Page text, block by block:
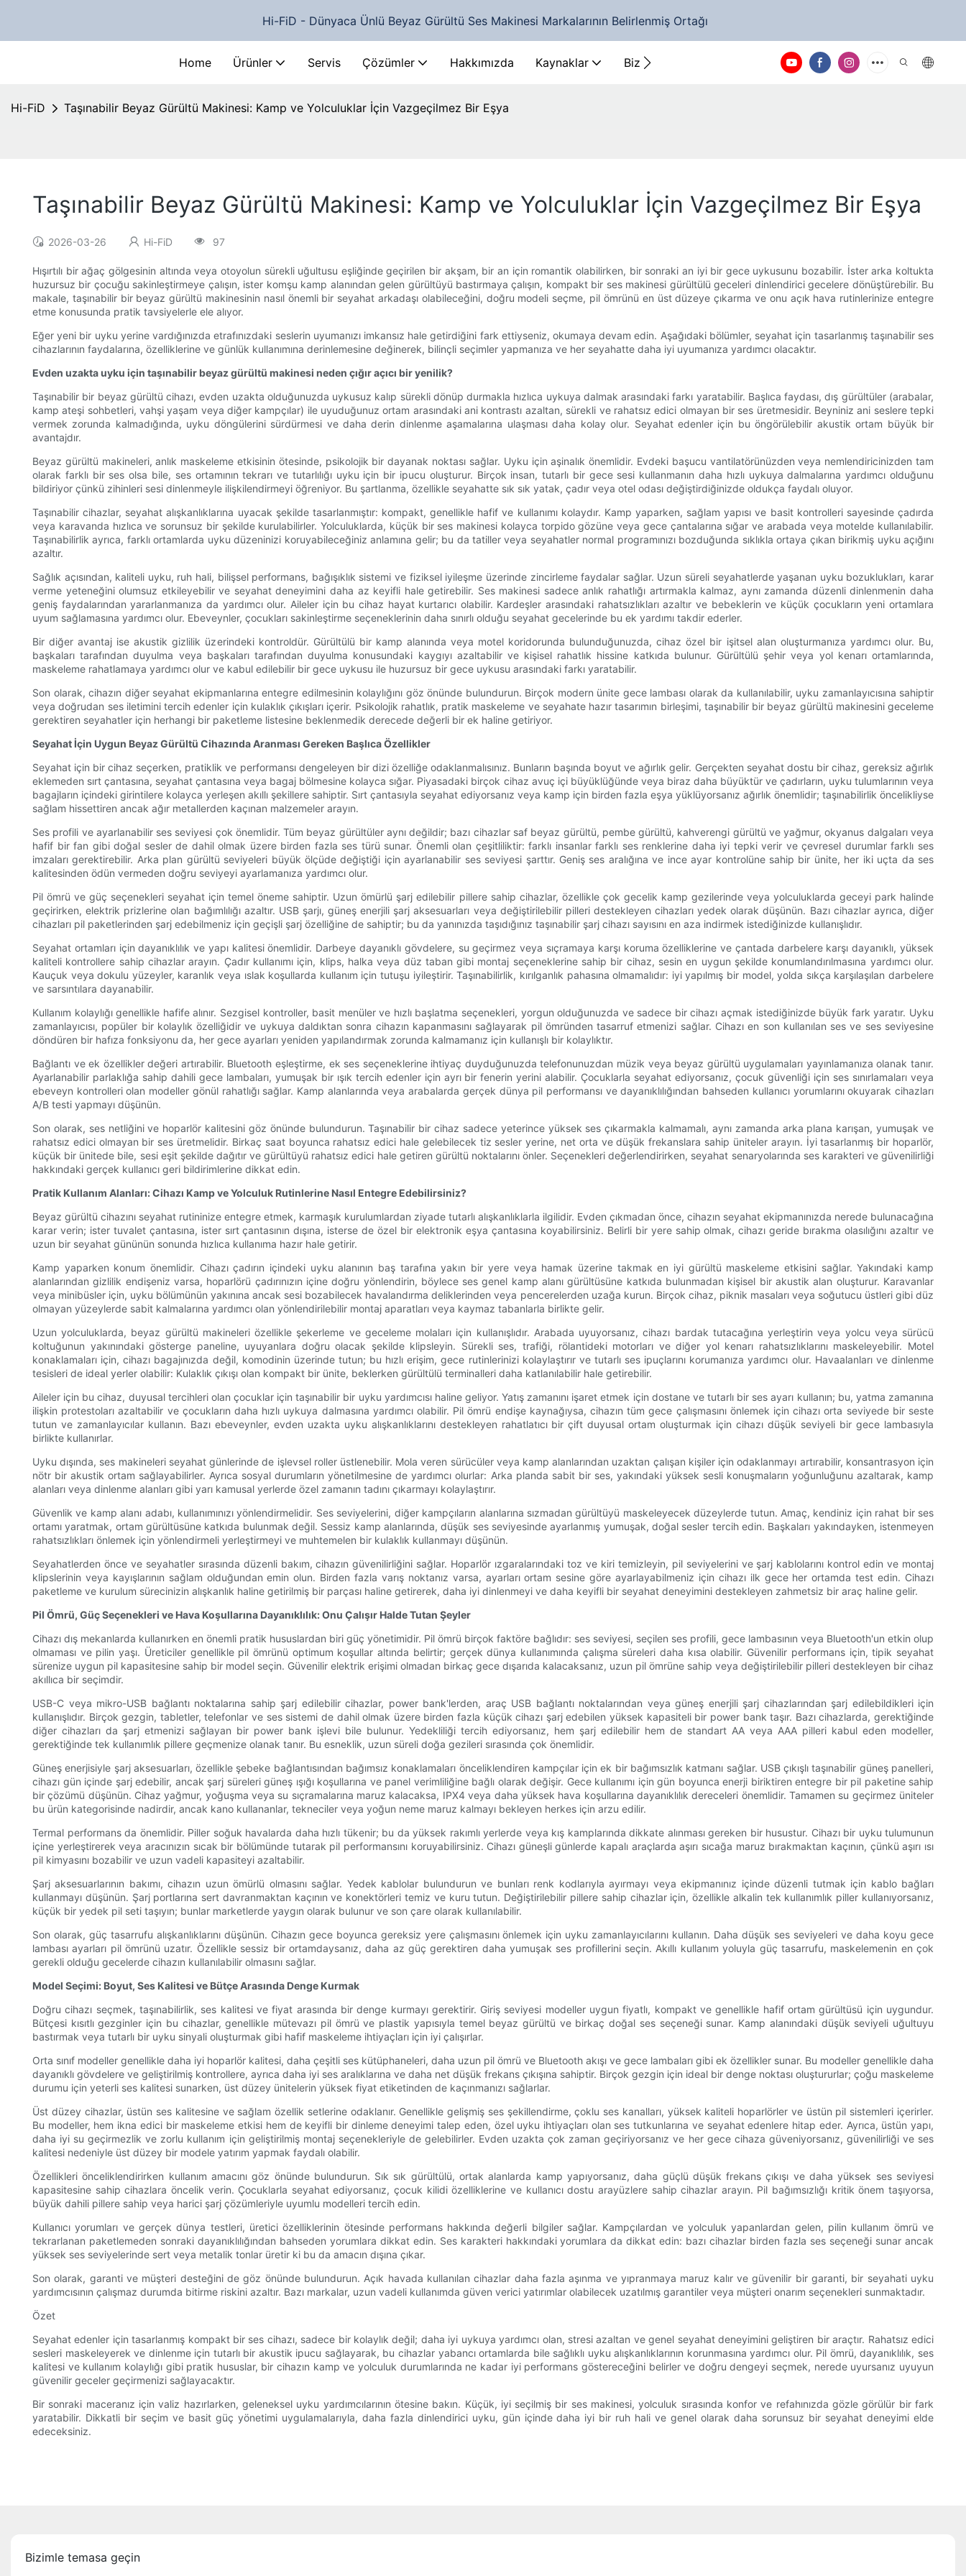
Hi-FiD - Dünyaca Ünlü Beyaz Gürültü Ses Makinesi Markalarının Belirlenmiş Ortağı
Home Ürünler Servis Çözümler Hakkımızda Kaynaklar Bize ulaşın
Hi-FiD Taşınabilir Beyaz Gürültü Makinesi: Kamp ve Yolculuklar İçin Vazgeçilmez Bir Eşya
Taşınabilir Beyaz Gürültü Makinesi: Kamp ve Yolculuklar İçin Vazgeçilmez Bir Eşya
2026-03-26 Hi-FiD 97
Hışırtılı bir ağaç gölgesinin altında veya otoyolun sürekli uğultusu eşliğinde geçirilen bir akşam, bir an için romantik olabilirken, bir sonraki an iyi bir gece uykusunu bozabilir. İster arka koltukta
huzursuz bir çocuğu sakinleştirmeye çalışın, ister komşu kamp alanından gelen gürültüyü bastırmaya çalışın, kompakt bir ses makinesi gürültülü geceleri dinlendirici gecelere dönüştürebilir. Bu
makale, taşınabilir bir beyaz gürültü makinesinin nasıl önemli bir seyahat arkadaşı olabileceğini, doğru modeli seçme, pil ömrünü en üst düzeye çıkarma ve onu açık hava rutinlerinize entegre
etme konusunda pratik tavsiyelerle ele alıyor.
Eğer yeni bir uyku yerine vardığınızda etrafınızdaki seslerin uyumanızı imkansız hale getirdiğini fark ettiyseniz, okumaya devam edin. Aşağıdaki bölümler, seyahat için tasarlanmış taşınabilir ses
cihazlarının faydalarına, özelliklerine ve günlük kullanımına derinlemesine değinerek, bilinçli seçimler yapmanıza ve her seyahatte daha iyi uyumanıza yardımcı olacaktır.
Evden uzakta uyku için taşınabilir beyaz gürültü makinesi neden çığır açıcı bir yenilik?
Taşınabilir bir beyaz gürültü cihazı, evden uzakta olduğunuzda uykusuz kalıp sürekli dönüp durmakla hızlıca uykuya dalmak arasındaki farkı yaratabilir. Başlıca faydası, dış gürültüler (arabalar,
kamp ateşi sohbetleri, vahşi yaşam veya diğer kampçılar) ile uyuduğunuz ortam arasındaki ani kontrastı azaltan, sürekli ve rahatsız edici olmayan bir ses üretmesidir. Beyniniz ani seslere tepki
vermek zorunda kalmadığında, uyku döngülerini sürdürmesi ve daha derin dinlenme aşamalarına ulaşması daha kolay olur. Seyahat edenler için bu öngörülebilir akustik ortam büyük bir
avantajdır.
Beyaz gürültü makineleri, anlık maskeleme etkisinin ötesinde, psikolojik bir dayanak noktası sağlar. Uyku için aşinalık önemlidir. Evdeki başucu vantilatörünüzden veya nemlendiricinizden tam
olarak farklı bir ses olsa bile, ses ortamının tekrarı ve tutarlılığı uyku için bir ipucu oluşturur. Birçok insan, tutarlı bir gece sesi kullanmanın daha hızlı uykuya dalmalarına yardımcı olduğunu
bildiriyor çünkü zihinleri sesi dinlenmeyle ilişkilendirmeyi öğreniyor. Bu şartlanma, özellikle seyahatte sık sık yatak, çadır veya otel odası değiştirdiğinizde oldukça faydalı oluyor.
Taşınabilir cihazlar, seyahat alışkanlıklarına uyacak şekilde tasarlanmıştır: kompakt, genellikle hafif ve kullanımı kolaydır. Kamp yaparken, sağlam yapısı ve basit kontrolleri sayesinde çadırda
veya karavanda hızlıca ve sorunsuz bir şekilde kurulabilirler. Yolculuklarda, küçük bir ses makinesi kolayca torpido gözüne veya gece çantalarına sığar ve arabada veya motelde kullanılabilir.
Taşınabilirlik ayrıca, farklı ortamlarda uyku düzeninizi koruyabileceğiniz anlamına gelir; bu da tatiller veya seyahatler normal programınızı bozduğunda sıklıkla ortaya çıkan birikmiş uyku açığını
azaltır.
Sağlık açısından, kaliteli uyku, ruh hali, bilişsel performans, bağışıklık sistemi ve fiziksel iyileşme üzerinde zincirleme faydalar sağlar. Uzun süreli seyahatlerde yaşanan uyku bozuklukları, karar
verme yeteneğini olumsuz etkileyebilir ve seyahat deneyimini daha az keyifli hale getirebilir. Ses makinesi sadece anlık rahatlığı artırmakla kalmaz, aynı zamanda düzenli dinlenmenin daha
geniş faydalarından yararlanmanıza da yardımcı olur. Aileler için bu cihaz hayat kurtarıcı olabilir. Kardeşler arasındaki rahatsızlıkları azaltır ve bebeklerin ve küçük çocukların yeni ortamlara
uyum sağlamasına yardımcı olur. Ebeveynler, çocukları sakinleştirme seçeneklerinin daha sınırlı olduğu seyahat gecelerinde bu ek yardımı takdir ederler.
Bir diğer avantaj ise akustik gizlilik üzerindeki kontroldür. Gürültülü bir kamp alanında veya motel koridorunda bulunduğunuzda, cihaz özel bir işitsel alan oluşturmanıza yardımcı olur. Bu,
başkaları tarafından duyulma veya başkaları tarafından duyulma konusundaki kaygıyı azaltabilir ve kişisel rahatlık hissine katkıda bulunur. Gürültülü şehir veya yol kenarı ortamlarında,
maskeleme rahatlamaya yardımcı olur ve kabul edilebilir bir gece uykusu ile huzursuz bir gece uykusu arasındaki farkı yaratabilir.
Son olarak, cihazın diğer seyahat ekipmanlarına entegre edilmesinin kolaylığını göz önünde bulundurun. Birçok modern ünite gece lambası olarak da kullanılabilir, uyku zamanlayıcısına sahiptir
veya doğrudan ses iletimini tercih edenler için kulaklık çıkışları içerir. Psikolojik rahatlık, pratik maskeleme ve seyahate hazır tasarımın birleşimi, taşınabilir bir beyaz gürültü makinesini geceleme
gerektiren seyahatler için herhangi bir paketleme listesine beklenmedik derecede değerli bir ek haline getiriyor.
Seyahat İçin Uygun Beyaz Gürültü Cihazında Aranması Gereken Başlıca Özellikler
Seyahat için bir cihaz seçerken, pratiklik ve performansı dengeleyen bir dizi özelliğe odaklanmalısınız. Bunların başında boyut ve ağırlık gelir. Gerçekten seyahat dostu bir cihaz, gereksiz ağırlık
eklemeden sırt çantasına, seyahat çantasına veya bagaj bölmesine kolayca sığar. Piyasadaki birçok cihaz avuç içi büyüklüğünde veya biraz daha büyüktür ve çadırların, uyku tulumlarının veya
bagajların içindeki girintilere kolayca yerleşen akıllı şekillere sahiptir. Sırt çantasıyla seyahat ediyorsanız veya kamp için birden fazla eşya yüklüyorsanız ağırlık önemlidir; taşınabilirlik öncelikliyse
sağlam hissettiren ancak ağır metallerden kaçınan malzemeler arayın.
Ses profili ve ayarlanabilir ses seviyesi çok önemlidir. Tüm beyaz gürültüler aynı değildir; bazı cihazlar saf beyaz gürültü, pembe gürültü, kahverengi gürültü ve yağmur, okyanus dalgaları veya
hafif bir fan gibi doğal sesler de dahil olmak üzere birden fazla ses türü sunar. Önemli olan çeşitliliktir: farklı insanlar farklı ses renklerine daha iyi tepki verir ve çevresel durumlar farklı ses
imzaları gerektirebilir. Arka plan gürültü seviyeleri büyük ölçüde değiştiği için ayarlanabilir ses seviyesi şarttır. Geniş ses aralığına ve ince ayar kontrolüne sahip bir ünite, her iki uçta da ses
kalitesinden ödün vermeden doğru seviyeyi ayarlamanıza yardımcı olur.
Pil ömrü ve güç seçenekleri seyahat için temel öneme sahiptir. Uzun ömürlü şarj edilebilir pillere sahip cihazlar, özellikle çok gecelik kamp gezilerinde veya yolculuklarda geceyi park halinde
geçirirken, elektrik prizlerine olan bağımlılığı azaltır. USB şarjı, güneş enerjili şarj aksesuarları veya değiştirilebilir pilleri destekleyen cihazları yedek olarak düşünün. Bazı cihazlar ayrıca, diğer
cihazları pil paketlerinden şarj edebilmeniz için geçişli şarj özelliğine de sahiptir; bu da yanınızda taşıdığınız taşınabilir şarj cihazı sayısını en aza indirmek istediğinizde kullanışlıdır.
Seyahat ortamları için dayanıklılık ve yapı kalitesi önemlidir. Darbeye dayanıklı gövdelere, su geçirmez veya sıçramaya karşı koruma özelliklerine ve çantada darbelere karşı dayanıklı, yüksek
kaliteli kontrollere sahip cihazlar arayın. Çadır kullanımı için, klips, halka veya düz taban gibi montaj seçeneklerine sahip bir cihaz, sesin en uygun şekilde konumlandırılmasına yardımcı olur.
Kauçuk veya dokulu yüzeyler, karanlık veya ıslak koşullarda kullanım için tutuşu iyileştirir. Taşınabilirlik, kırılganlık pahasına olmamalıdır: iyi yapılmış bir model, yolda sıkça karşılaşılan darbelere
ve sarsıntılara dayanabilir.
Kullanım kolaylığı genellikle hafife alınır. Sezgisel kontroller, basit menüler ve hızlı başlatma seçenekleri, yorgun olduğunuzda ve sadece bir cihazı açmak istediğinizde büyük fark yaratır. Uyku
zamanlayıcısı, popüler bir kolaylık özelliğidir ve uykuya daldıktan sonra cihazın kapanmasını sağlayarak pil ömründen tasarruf etmenizi sağlar. Cihazı en son kullanılan ses ve ses seviyesine
döndüren bir hafıza fonksiyonu da, her gece ayarları yeniden yapılandırmak zorunda kalmamanız için kullanışlı bir kolaylıktır.
Bağlantı ve ek özellikler değeri artırabilir. Bluetooth eşleştirme, ek ses seçeneklerine ihtiyaç duyduğunuzda telefonunuzdan müzik veya beyaz gürültü uygulamaları yayınlamanıza olanak tanır.
Ayarlanabilir parlaklığa sahip dahili gece lambaları, yumuşak bir ışık tercih edenler için ayrı bir fenerin yerini alabilir. Çocuklarla seyahat ediyorsanız, çocuk güvenliği için ses sınırlamaları veya
ebeveyn kontrolleri olan modeller gönül rahatlığı sağlar. Kamp alanlarında veya arabalarda gerçek dünya pil performansı ve dayanıklılığından bahseden kullanıcı yorumlarını okuyarak cihazları
A/B testi yapmayı düşünün.
Son olarak, ses netliğini ve hoparlör kalitesini göz önünde bulundurun. Taşınabilir bir cihaz sadece yeterince yüksek ses çıkarmakla kalmamalı, aynı zamanda arka plana karışan, yumuşak ve
rahatsız edici olmayan bir ses üretmelidir. Birkaç saat boyunca rahatsız edici hale gelebilecek tiz sesler yerine, net orta ve düşük frekanslara sahip üniteler arayın. İyi tasarlanmış bir hoparlör,
küçük bir ünitede bile, sesi eşit şekilde dağıtır ve gürültüyü rahatsız edici hale getiren gürültü noktalarını önler. Seçenekleri değerlendirirken, seyahat senaryolarında ses karakteri ve güvenilirliği
hakkındaki gerçek kullanıcı geri bildirimlerine dikkat edin.
Pratik Kullanım Alanları: Cihazı Kamp ve Yolculuk Rutinlerine Nasıl Entegre Edebilirsiniz?
Beyaz gürültü cihazını seyahat rutininize entegre etmek, karmaşık kurulumlardan ziyade tutarlı alışkanlıklarla ilgilidir. Evden çıkmadan önce, cihazın seyahat ekipmanınızda nerede bulunacağına
karar verin; ister tuvalet çantasına, ister sırt çantasının dışına, isterse de özel bir elektronik eşya çantasına koyabilirsiniz. Belirli bir yere sahip olmak, cihazı geride bırakma olasılığını azaltır ve
uzun bir seyahat gününün sonunda hızlıca kullanıma hazır hale getirir.
Kamp yaparken konum önemlidir. Cihazı çadırın içindeki uyku alanının baş tarafına yakın bir yere veya hamak üzerine takmak en iyi gürültü maskeleme etkisini sağlar. Yakındaki kamp
alanlarından gizlilik endişeniz varsa, hoparlörü çadırınızın içine doğru yönlendirin, böylece ses genel kamp alanı gürültüsüne katkıda bulunmadan kişisel bir akustik alan oluşturur. Karavanlar
veya minibüsler için, uyku bölümünün yakınına ancak sesi bozabilecek havalandırma deliklerinden veya pencerelerden uzağa kurun. Birçok cihaz, piknik masaları veya soğutucu üstleri gibi düz
olmayan yüzeylerde sabit kalmalarına yardımcı olan yönlendirilebilir montaj aparatları veya kaymaz tabanlarla birlikte gelir.
Uzun yolculuklarda, beyaz gürültü makineleri özellikle şekerleme ve geceleme molaları için kullanışlıdır. Arabada uyuyorsanız, cihazı bardak tutacağına yerleştirin veya yolcu veya sürücü
koltuğunun yakınındaki gösterge paneline, uyuyanlara doğru olacak şekilde klipsleyin. Sürekli ses, trafiği, rölantideki motorları ve diğer yol kenarı rahatsızlıklarını maskeleyebilir. Motel
konaklamaları için, cihazı bagajınızda değil, komodinin üzerinde tutun; bu hızlı erişim, gece rutinlerinizi kolaylaştırır ve tutarlı ses ipuçlarını korumanıza yardımcı olur. Havaalanları ve dinlenme
tesisleri de ideal yerler olabilir: Kulaklık çıkışı olan kompakt bir ünite, beklerken gürültülü terminalleri daha katlanılabilir hale getirebilir.
Aileler için bu cihaz, duyusal tercihleri ​​olan çocuklar için taşınabilir bir uyku yardımcısı haline geliyor. Yatış zamanını işaret etmek için dostane ve tutarlı bir ses ayarı kullanın; bu, yatma zamanına
ilişkin protestoları azaltabilir ve çocukların daha hızlı uykuya dalmasına yardımcı olabilir. Pil ömrü endişe kaynağıysa, cihazın tüm gece çalışmasını önlemek için cihazı orta seviyede bir seste
tutun ve zamanlayıcılar kullanın. Bazı ebeveynler, evden uzakta uyku alışkanlıklarını destekleyen rahatlatıcı bir çift duyusal ortam oluşturmak için cihazı düşük seviyeli bir gece lambasıyla
birlikte kullanırlar.
Uyku dışında, ses makineleri seyahat günlerinde de işlevsel roller üstlenebilir. Mola veren sürücüler veya kamp alanlarından uzaktan çalışan kişiler için odaklanmayı artırabilir, konsantrasyon için
nötr bir akustik ortam sağlayabilirler. Ayrıca sosyal durumların yönetilmesine de yardımcı olurlar: Arka planda sabit bir ses, yakındaki yüksek sesli konuşmaların yoğunluğunu azaltarak, kamp
alanları veya dinlenme alanları gibi yarı kamusal yerlerde özel zamanın tadını çıkarmayı kolaylaştırır.
Güvenlik ve kamp alanı adabı, kullanımınızı yönlendirmelidir. Ses seviyelerini, diğer kampçıların alanlarına sızmadan gürültüyü maskeleyecek düzeylerde tutun. Amaç, kendiniz için rahat bir ses
ortamı yaratmak, ortam gürültüsüne katkıda bulunmak değil. Sessiz kamp alanlarında, düşük ses seviyesinde ayarlanmış yumuşak, doğal sesler tercih edin. Başkaları yakındayken, istenmeyen
rahatsızlıkları önlemek için yönlendirmeli yerleştirmeyi ve muhtemelen bir kulaklık kullanmayı düşünün.
Seyahatlerden önce ve seyahatler sırasında düzenli bakım, cihazın güvenilirliğini sağlar. Hoparlör ızgaralarındaki toz ve kiri temizleyin, pil seviyelerini ve şarj kablolarını kontrol edin ve montaj
klipslerinin veya kayışlarının sağlam olduğundan emin olun. Birden fazla varış noktanız varsa, ayarları ortam sesine göre ayarlayabilmeniz için cihazı ilk gece her ortamda test edin. Cihazı
paketleme ve kurulum sürecinizin alışkanlık haline getirilmiş bir parçası haline getirerek, daha iyi dinlenmeyi ve daha keyifli bir seyahat deneyimini destekleyen zahmetsiz bir araç haline gelir.
Pil Ömrü, Güç Seçenekleri ve Hava Koşullarına Dayanıklılık: Onu Çalışır Halde Tutan Şeyler
Cihazı dış mekanlarda kullanırken en önemli pratik hususlardan biri güç yönetimidir. Pil ömrü birçok faktöre bağlıdır: ses seviyesi, seçilen ses profili, gece lambasının veya Bluetooth'un etkin olup
olmaması ve pilin yaşı. Üreticiler genellikle pil ömrünü optimum koşullar altında belirtir; gerçek dünya kullanımında çalışma süreleri daha kısa olabilir. Güvenilir performans için, tipik seyahat
sürenize uygun pil kapasitesine sahip bir model seçin. Güvenilir elektrik erişimi olmadan birkaç gece dışarıda kalacaksanız, uzun pil ömrüne sahip veya değiştirilebilir pilleri destekleyen bir cihaz
akıllıca bir seçimdir.
USB-C veya mikro-USB bağlantı noktalarına sahip şarj edilebilir cihazlar, power bank'lerden, araç USB bağlantı noktalarından veya güneş enerjili şarj cihazlarından şarj edilebildikleri için
kullanışlıdır. Birçok gezgin, tabletler, telefonlar ve ses sistemi de dahil olmak üzere birden fazla küçük cihazı şarj edebilen yüksek kapasiteli bir power bank taşır. Bazı cihazlarda, gerektiğinde
diğer cihazları da şarj etmenizi sağlayan bir power bank işlevi bile bulunur. Yedekliliği tercih ediyorsanız, hem şarj edilebilir hem de standart AA veya AAA pilleri kabul eden modeller,
gerektiğinde tek kullanımlık pillere geçmenize olanak tanır. Bu esneklik, uzun süreli doğa gezileri sırasında çok önemlidir.
Güneş enerjisiyle şarj aksesuarları, özellikle şebeke bağlantısından bağımsız konaklamaları önceliklendiren kampçılar için ek bir bağımsızlık katmanı sağlar. USB çıkışlı taşınabilir güneş panelleri,
cihazı gün içinde şarj edebilir, ancak şarj süreleri güneş ışığı koşullarına ve panel verimliliğine bağlı olarak değişir. Gece kullanımı için gün boyunca enerji biriktiren entegre bir pil paketine sahip
bir çözümü düşünün. Cihaz yağmur, yoğuşma veya su sıçramalarına maruz kalacaksa, IPX4 veya daha yüksek hava koşullarına dayanıklılık dereceleri önemlidir. Tamamen su geçirmez üniteler
bu ürün kategorisinde nadirdir, ancak kano kullananlar, tekneciler veya yoğun neme maruz kalmayı bekleyen herkes için arzu edilir.
Termal performans da önemlidir. Piller soğuk havalarda daha hızlı tükenir; bu da yüksek rakımlı yerlerde veya kış kamplarında dikkate alınması gereken bir husustur. Cihazı bir uyku tulumunun
içine yerleştirerek veya aracınızın sıcak bir bölümünde tutarak pil performansını koruyabilirsiniz. Cihazı güneşli günlerde kapalı araçlarda aşırı sıcağa maruz bırakmaktan kaçının, çünkü aşırı ısı
pil kimyasını bozabilir ve uzun vadeli kapasiteyi azaltabilir.
Şarj aksesuarlarının bakımı, cihazın uzun ömürlü olmasını sağlar. Yedek kablolar bulundurun ve bunları renk kodlarıyla ayırmayı veya ekipmanınız içinde düzenli tutmak için kablo bağları
kullanmayı düşünün. Şarj portlarına sert davranmaktan kaçının ve konektörleri temiz ve kuru tutun. Değiştirilebilir pillere sahip cihazlar için, özellikle alkalin tek kullanımlık piller kullanıyorsanız,
küçük bir yedek pil seti taşıyın; bunlar marketlerde yaygın olarak bulunur ve son çare olarak kullanılabilir.
Son olarak, güç tasarrufu alışkanlıklarını düşünün. Cihazın gece boyunca gereksiz yere çalışmasını önlemek için uyku zamanlayıcılarını kullanın. Daha düşük ses seviyeleri ve daha koyu gece
lambası ayarları pil ömrünü uzatır. Özellikle sessiz bir ortamdaysanız, daha az güç gerektiren daha yumuşak ses profillerini seçin. Akıllı kullanım yoluyla güç tasarrufu, maskelemenin en çok
gerekli olduğu gecelerde cihazın kullanılabilir olmasını sağlar.
Model Seçimi: Boyut, Ses Kalitesi ve Bütçe Arasında Denge Kurmak
Doğru cihazı seçmek, taşınabilirlik, ses kalitesi ve fiyat arasında bir denge kurmayı gerektirir. Giriş seviyesi modeller uygun fiyatlı, kompakt ve genellikle hafif ortam gürültüsü için uygundur.
Bütçesi kısıtlı gezginler için bu cihazlar, genellikle mütevazı pil ömrü ve plastik yapısıyla temel beyaz gürültü ve birkaç doğal ses seçeneği sunar. Kamp alanındaki düşük seviyeli uğultuyu
bastırmak veya tutarlı bir uyku sinyali oluşturmak gibi hafif maskeleme ihtiyaçları için iyi çalışırlar.
Orta sınıf modeller genellikle daha iyi hoparlör kalitesi, daha çeşitli ses kütüphaneleri, daha uzun pil ömrü ve Bluetooth akışı ve gece lambaları gibi ek özellikler sunar. Bu modeller genellikle daha
dayanıklı gövdelere ve geliştirilmiş kontrollere, ayrıca daha iyi ses aralıklarına ve daha net düşük frekans çıkışına sahiptir. Birçok gezgin için ideal bir denge noktası oluştururlar; çoğu maskeleme
durumu için yeterli ses kalitesi sunarken, üst düzey ünitelerin yüksek fiyat etiketinden de kaçınmanızı sağlarlar.
Üst düzey cihazlar, üstün ses kalitesine ve sağlam özellik setlerine odaklanır. Genellikle gelişmiş ses şekillendirme, çoklu ses kanalları, yüksek kaliteli hoparlörler ve üstün pil sistemleri içerirler.
Bu modeller, hem ikna edici bir maskeleme etkisi hem de keyifli bir dinleme deneyimi talep eden, özel uyku ihtiyaçları olan ses tutkunlarına ve seyahat edenlere hitap eder. Ayrıca, üstün yapı,
daha iyi su geçirmezlik ve zorlu kullanım için geliştirilmiş montaj seçenekleriyle de gelebilirler. Evden uzakta çok zaman geçiriyorsanız ve her gece cihaza güveniyorsanız, güvenilirliği ve ses
kalitesi nedeniyle üst düzey bir modele yatırım yapmak faydalı olabilir.
Özellikleri önceliklendirirken kullanım amacını göz önünde bulundurun. Sık sık gürültülü, ortak alanlarda kamp yapıyorsanız, daha güçlü düşük frekans çıkışı ve daha yüksek ses seviyesi
kapasitesine sahip cihazlara öncelik verin. Çocuklarla seyahat ediyorsanız, çocuk kilidi özelliklerine ve kullanıcı dostu arayüzlere sahip cihazlar arayın. Pil bağımsızlığı kritik önem taşıyorsa,
büyük dahili pillere sahip veya harici şarj çözümleriyle uyumlu modelleri tercih edin.
Kullanıcı yorumları ve gerçek dünya testleri, üretici özelliklerinin ötesinde performans hakkında değerli bilgiler sağlar. Kampçılardan ve yolculuk yapanlardan gelen, pilin kullanım ömrü ve
tekrarlanan paketlemeden sonraki dayanıklılığından bahseden yorumlara dikkat edin. Ses karakteri hakkındaki yorumlara da dikkat edin: bazı cihazlar birden fazla ses seçeneği sunar ancak
yüksek ses seviyelerinde sert veya metalik tonlar üretir ki bu da amacın dışına çıkar.
Son olarak, garanti ve müşteri desteğini de göz önünde bulundurun. Açık havada kullanılan cihazlar daha fazla aşınma ve yıpranmaya maruz kalır ve güvenilir bir garanti, bir seyahati uyku
yardımcısının çalışmaz durumda bitirme riskini azaltır. Bazı markalar, uzun vadeli kullanımda güven verici yatırımlar olabilecek uzatılmış garantiler veya müşteri onarım seçenekleri sunmaktadır.
Özet
Seyahat edenler için tasarlanmış kompakt bir ses cihazı, sadece bir kolaylık değil; daha iyi uykuya yardımcı olan, stresi azaltan ve genel seyahat deneyimini geliştiren bir araçtır. Rahatsız edici
sesleri maskeleyerek ve dinlenme için tutarlı bir akustik ipucu sağlayarak, bu cihazlar yabancı ortamlarda bile sağlıklı uyku alışkanlıklarının korunmasına yardımcı olur. Pil ömrü, dayanıklılık, ses
kalitesi ve kullanım kolaylığı gibi pratik hususlar, bir cihazın kamp ve yolculuk durumlarında ne kadar iyi performans göstereceğini belirler ve doğru dengeyi seçmek, nerede uyursanız uyuyun
güvenilir geceler geçirmenizi sağlayacaktır.
Bir sonraki maceranız için valiz hazırlarken, geleneksel uyku yardımcılarının ötesine bakın. Küçük, iyi seçilmiş bir ses makinesi, yolculuk sırasında konfor ve refahınızda gözle görülür bir fark
yaratabilir. Dikkatli bir seçim ve basit güç yönetimi uygulamalarıyla, daha fazla dinlendirici uyku, gün içinde daha iyi bir ruh hali ve genel olarak daha sorunsuz bir seyahat deneyimi elde
edeceksiniz.
Bizimle temasa geçin